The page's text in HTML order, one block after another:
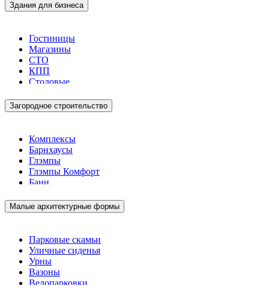
Здания для бизнеса
Гостиницы
Магазины
СТО
КПП
Столовые
Загородное строительство
Комплексы
Барнхаусы
Глэмпы
Глэмпы Комфорт
Бани
Малые архитектурные формы
Парковые скамьи
Уличные сиденья
Урны
Вазоны
Велопарковки